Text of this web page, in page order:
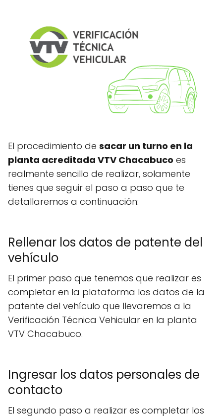
El procedimiento de sacar un turno en la
planta acreditada VTV Chacabuco es
realmente sencillo de realizar, solamente
tienes que seguir el paso a paso que te
detallaremos a continuación:
Rellenar los datos de patente del
vehículo
El primer paso que tenemos que realizar es
completar en la plataforma los datos de la
patente del vehículo que llevaremos a la
Verificación Técnica Vehicular en la planta
VTV Chacabuco.
Ingresar los datos personales de
contacto
El segundo paso a realizar es completar los